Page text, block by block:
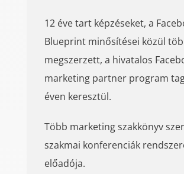
12 éve tart képzéseket, a
Blueprint minősítései közül
megszerzett, a hivatalos
marketing partner program
éven keresztül.
Több marketing szakkönyv
szakmai konferenciák
előadója.